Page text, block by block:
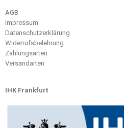
AGB
Impressum
Datenschutzerklärung
Widerrufsbelehrung
Zahlungsarten
Versandarten
IHK Frankfurt